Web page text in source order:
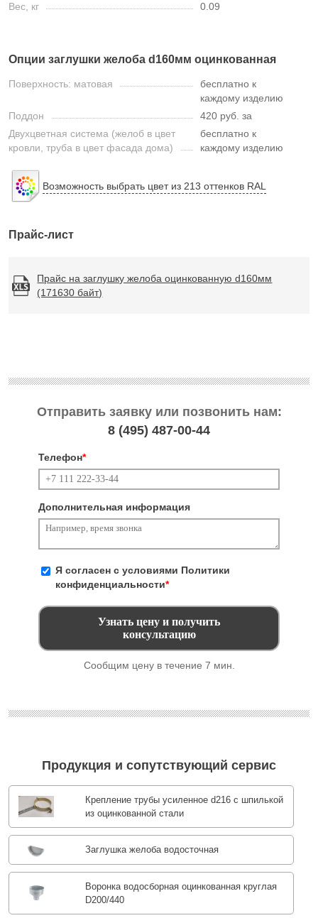
Вес, кг
0.09
Опции заглушки желоба d160мм оцинкованная
Поверхность: матовая
бесплатно к
каждому изделию
Поддон
420 руб. за
Двухцветная система (желоб в цвет
кровли, труба в цвет фасада дома)
бесплатно к
каждому изделию
Возможность выбрать цвет из 213 оттенков RAL
Прайс-лист
Прайс на заглушку желоба оцинкованную d160мм
(171630 байт)
Отправить заявку или позвонить нам:
8 (495) 487-00-44
Телефон*
Дополнительная информация
Я согласен с условиями Политики
конфиденциальности*
Сообщим цену в течение 7 мин.
Продукция и сопутствующий сервис
Крепление трубы усиленное d216 с шпилькой
из оцинкованной стали
Заглушка желоба водосточная
Воронка водосборная оцинкованная круглая
D200/440